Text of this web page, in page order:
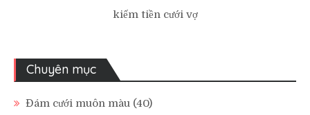
kiếm tiền cưới vợ
Chuyên mục
Đám cưới muôn màu (40)